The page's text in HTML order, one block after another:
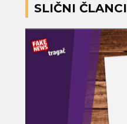
SLIČNI ČLANCI